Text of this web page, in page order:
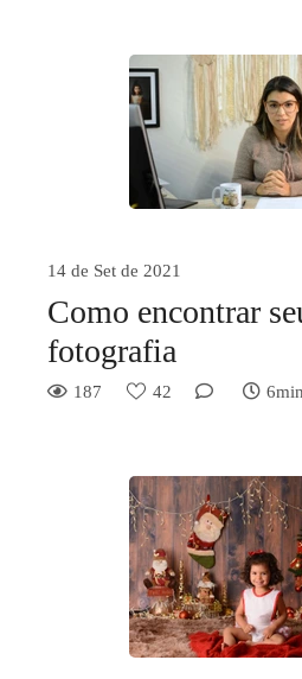
14 de Set de 2021
Como encontrar
fotografia
187 42